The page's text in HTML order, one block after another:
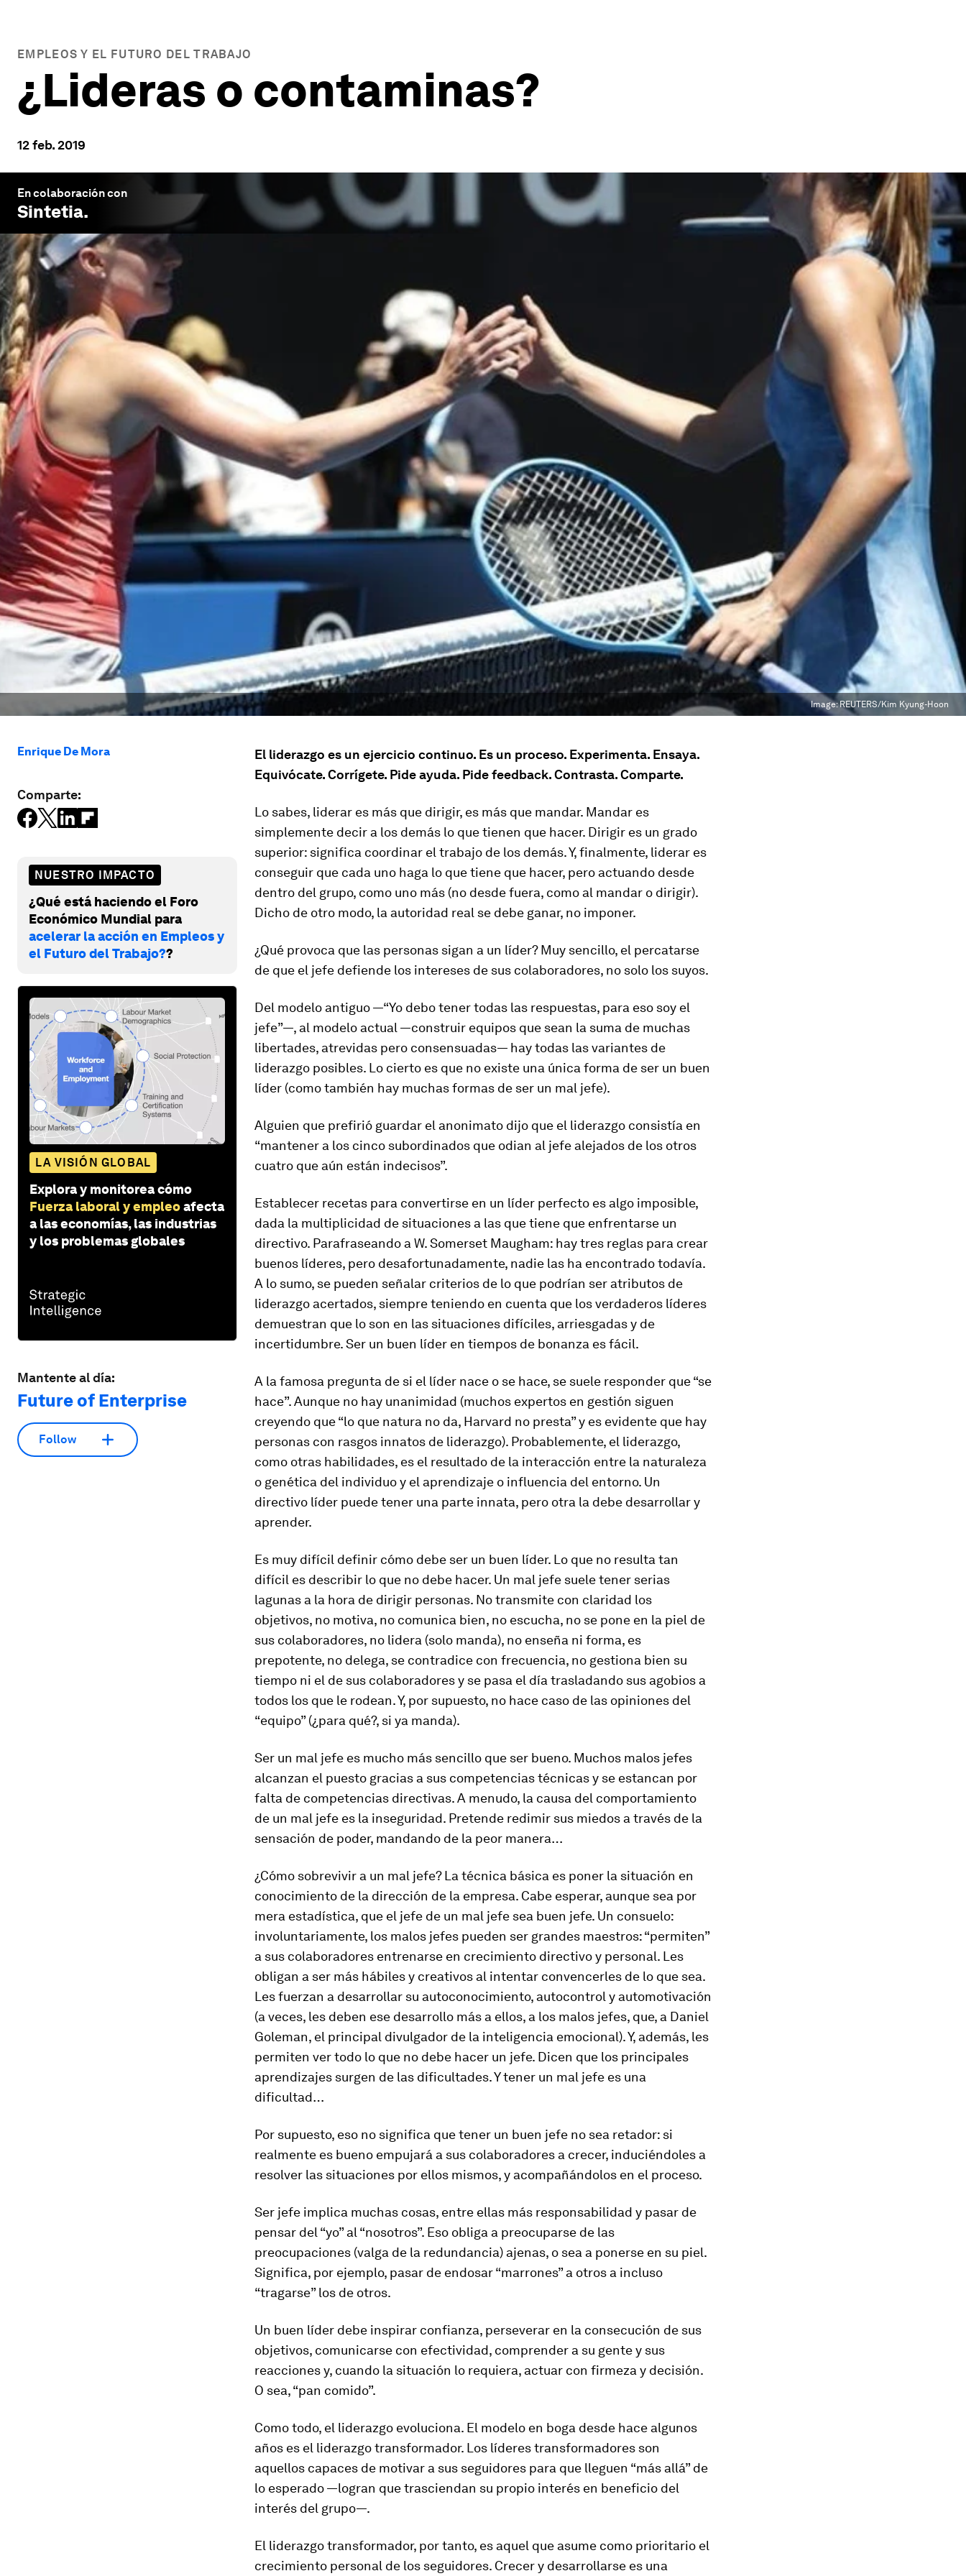
EMPLEOS Y EL FUTURO DEL TRABAJO
¿Lideras o contaminas?
12 feb. 2019
En colaboración con
Sintetia.
Image:REUTERS/Kim Kyung-Hoon
Enrique De Mora
Comparte:
NUESTRO IMPACTO
¿Qué está haciendo el Foro
Económico Mundial para
acelerar la acción en Empleos y
el Futuro del Trabajo??
LA VISIÓN GLOBAL
Explora y monitorea cómo
Fuerza laboral y empleoafecta
a las economías, las industrias
y los problemas globales
Mantente al día:
Future of Enterprise
Follow
El liderazgo es un ejercicio continuo. Es un proceso. Experimenta. Ensaya.
Equivócate. Corrígete. Pide ayuda. Pide feedback. Contrasta. Comparte.
Lo sabes, liderar es más que dirigir, es más que mandar. Mandar es
simplemente decir a los demás lo que tienen que hacer. Dirigir es un grado
superior: significa coordinar el trabajo de los demás. Y, finalmente, liderar es
conseguir que cada uno haga lo que tiene que hacer, pero actuando desde
dentro del grupo, como uno más (no desde fuera, como al mandar o dirigir).
Dicho de otro modo, la autoridad real se debe ganar, no imponer.
¿Qué provoca que las personas sigan a un líder? Muy sencillo, el percatarse
de que el jefe defiende los intereses de sus colaboradores, no solo los suyos.
Del modelo antiguo —“Yo debo tener todas las respuestas, para eso soy el
jefe”—, al modelo actual —construir equipos que sean la suma de muchas
libertades, atrevidas pero consensuadas— hay todas las variantes de
liderazgo posibles. Lo cierto es que no existe una única forma de ser un buen
líder (como también hay muchas formas de ser un mal jefe).
Alguien que prefirió guardar el anonimato dijo que el liderazgo consistía en
“mantener a los cinco subordinados que odian al jefe alejados de los otros
cuatro que aún están indecisos”.
Establecer recetas para convertirse en un líder perfecto es algo imposible,
dada la multiplicidad de situaciones a las que tiene que enfrentarse un
directivo. Parafraseando a W. Somerset Maugham: hay tres reglas para crear
buenos líderes, pero desafortunadamente, nadie las ha encontrado todavía.
A lo sumo, se pueden señalar criterios de lo que podrían ser atributos de
liderazgo acertados, siempre teniendo en cuenta que los verdaderos líderes
demuestran que lo son en las situaciones difíciles, arriesgadas y de
incertidumbre. Ser un buen líder en tiempos de bonanza es fácil.
A la famosa pregunta de si el líder nace o se hace, se suele responder que “se
hace”. Aunque no hay unanimidad (muchos expertos en gestión siguen
creyendo que “lo que natura no da, Harvard no presta” y es evidente que hay
personas con rasgos innatos de liderazgo). Probablemente, el liderazgo,
como otras habilidades, es el resultado de la interacción entre la naturaleza
o genética del individuo y el aprendizaje o influencia del entorno. Un
directivo líder puede tener una parte innata, pero otra la debe desarrollar y
aprender.
Es muy difícil definir cómo debe ser un buen líder. Lo que no resulta tan
difícil es describir lo que no debe hacer. Un mal jefe suele tener serias
lagunas a la hora de dirigir personas. No transmite con claridad los
objetivos, no motiva, no comunica bien, no escucha, no se pone en la piel de
sus colaboradores, no lidera (solo manda), no enseña ni forma, es
prepotente, no delega, se contradice con frecuencia, no gestiona bien su
tiempo ni el de sus colaboradores y se pasa el día trasladando sus agobios a
todos los que le rodean. Y, por supuesto, no hace caso de las opiniones del
“equipo” (¿para qué?, si ya manda).
Ser un mal jefe es mucho más sencillo que ser bueno. Muchos malos jefes
alcanzan el puesto gracias a sus competencias técnicas y se estancan por
falta de competencias directivas. A menudo, la causa del comportamiento
de un mal jefe es la inseguridad. Pretende redimir sus miedos a través de la
sensación de poder, mandando de la peor manera…
¿Cómo sobrevivir a un mal jefe? La técnica básica es poner la situación en
conocimiento de la dirección de la empresa. Cabe esperar, aunque sea por
mera estadística, que el jefe de un mal jefe sea buen jefe. Un consuelo:
involuntariamente, los malos jefes pueden ser grandes maestros: “permiten”
a sus colaboradores entrenarse en crecimiento directivo y personal. Les
obligan a ser más hábiles y creativos al intentar convencerles de lo que sea.
Les fuerzan a desarrollar su autoconocimiento, autocontrol y automotivación
(a veces, les deben ese desarrollo más a ellos, a los malos jefes, que, a Daniel
Goleman, el principal divulgador de la inteligencia emocional). Y, además, les
permiten ver todo lo que no debe hacer un jefe. Dicen que los principales
aprendizajes surgen de las dificultades. Y tener un mal jefe es una
dificultad…
Por supuesto, eso no significa que tener un buen jefe no sea retador: si
realmente es bueno empujará a sus colaboradores a crecer, induciéndoles a
resolver las situaciones por ellos mismos, y acompañándolos en el proceso.
Ser jefe implica muchas cosas, entre ellas más responsabilidad y pasar de
pensar del “yo” al “nosotros”. Eso obliga a preocuparse de las
preocupaciones (valga de la redundancia) ajenas, o sea a ponerse en su piel.
Significa, por ejemplo, pasar de endosar “marrones” a otros a incluso
“tragarse” los de otros.
Un buen líder debe inspirar confianza, perseverar en la consecución de sus
objetivos, comunicarse con efectividad, comprender a su gente y sus
reacciones y, cuando la situación lo requiera, actuar con firmeza y decisión.
O sea, “pan comido”.
Como todo, el liderazgo evoluciona. El modelo en boga desde hace algunos
años es el liderazgo transformador. Los líderes transformadores son
aquellos capaces de motivar a sus seguidores para que lleguen “más allá” de
lo esperado —logran que trasciendan su propio interés en beneficio del
interés del grupo—.
El liderazgo transformador, por tanto, es aquel que asume como prioritario el
crecimiento personal de los seguidores. Crecer y desarrollarse es una